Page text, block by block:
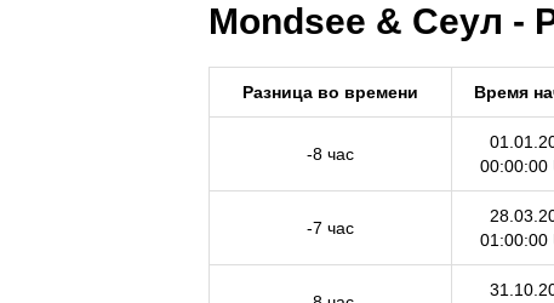
Mondsee & Сеул -
Разница во времени Время
-8 час
00:00:00
-7 час
01:00:00